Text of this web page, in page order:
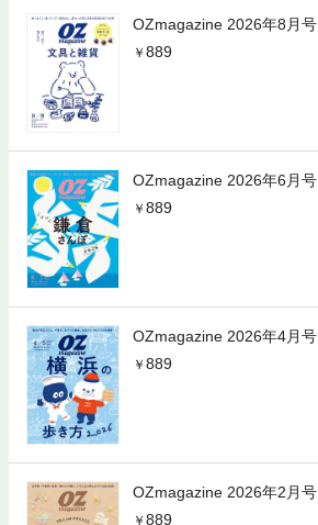
OZmagazine 2026年8月号
889
OZmagazine 2026年6月号
889
OZmagazine 2026年4月号
889
OZmagazine 2026年2月号
889